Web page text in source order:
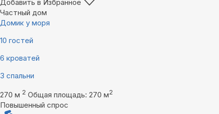
Добавить в Избранное
Частный дом
Домик у моря
10 гостей
6 кроватей
3 спальни
270 м 2 Общая площадь: 270 м2
Повышенный спрос